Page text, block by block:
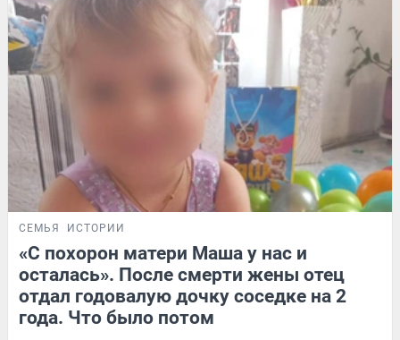
СЕМЬЯ ИСТОРИИ
«С похорон матери Маша у нас и
осталась». После смерти жены отец
отдал годовалую дочку соседке на 2
года. Что было потом